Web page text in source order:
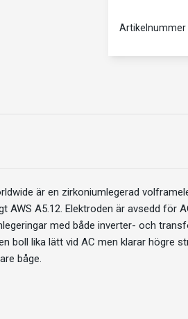
Artikelnummer
är en zirkoniumlegerad
AWS A5.12. Elektroden är avsedd för
med både inverter- och
boll lika lätt vid AC men klarar högre
båge.